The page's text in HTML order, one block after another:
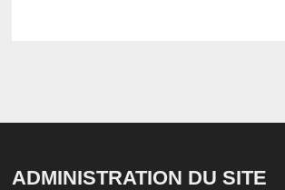
ADMINISTRATION DU SITE